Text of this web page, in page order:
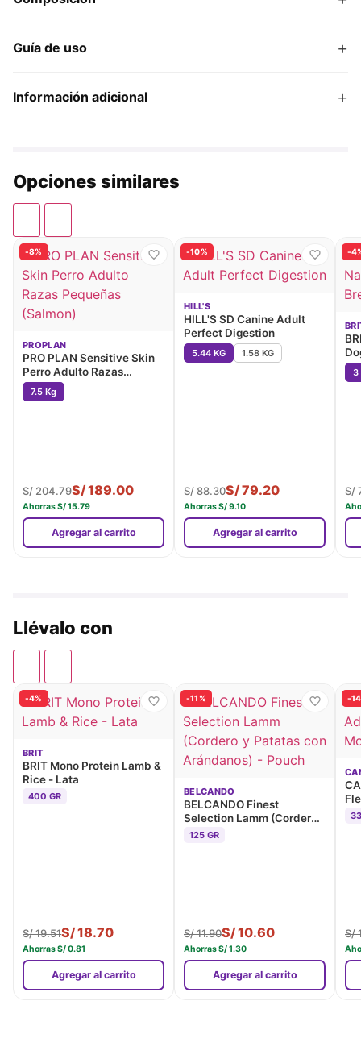
Guía de uso +
Información adicional +
Opciones similares
-8%
PROPLAN
PRO PLAN Sensitive Skin
Perro Adulto Razas
Pequeñas (Salmon)
7.5 Kg
S/204.79S/189.00
AhorrasS/15.79
Agregar al carrito
-10%
HILL'S
HILL'S SD Canine Adult
Perfect Digestion
5.44 KG 1.58 KG
S/88.30S/79.20
AhorrasS/9.10
Agregar al carrito
-
3
S/
Llévalo con
-4%
BRIT
BRIT Mono Protein Lamb &
Rice - Lata
400 GR
S/19.51S/18.70
AhorrasS/0.81
Agregar al carrito
-11%
BELCANDO
BELCANDO Finest
Selection Lamm (Cordero
y Patatas con Arándanos) -
125 GR
S/11.90S/10.60
AhorrasS/1.30
Agregar al carrito
-
S/